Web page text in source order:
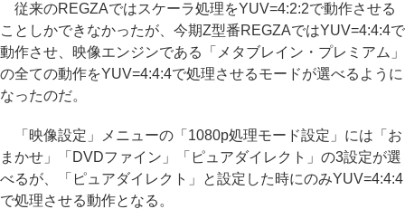
従来のREGZAではスケーラ処理をYUV=4:2:2で動作させる
ことしかできなかったが、今期Z型番REGZAではYUV=4:4:4で
動作させ、映像エンジンである「メタブレイン・プレミアム」
の全ての動作をYUV=4:4:4で処理させるモードが選べるように
なったのだ。
「映像設定」メニューの「1080p処理モード設定」には「お
まかせ」「DVDファイン」「ピュアダイレクト」の3設定が選
べるが、「ピュアダイレクト」と設定した時にのみYUV=4:4:4
で処理させる動作となる。